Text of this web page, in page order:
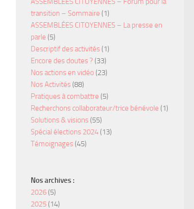
transition – Sommaire (1)
ASSEMBLÉES CITOYENNES – La presse en
parle (5)
Descriptif des activités (1)
Encore des doutes ? (33)
Nos actions en vidéo (23)
Nos Activités (88)
Pratiques à combattre (5)
Recherchons collaborateur/trice bénévole (1)
Solutions & visions (55)
Spécial élections 2024 (13)
Témoignages (45)
Nos archives :
2026 (5)
2025 (14)